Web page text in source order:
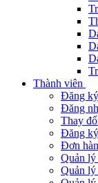
Thành viên
Đăng ký
Đăng
Thay
Đăng
Đơn
Quản
Quản